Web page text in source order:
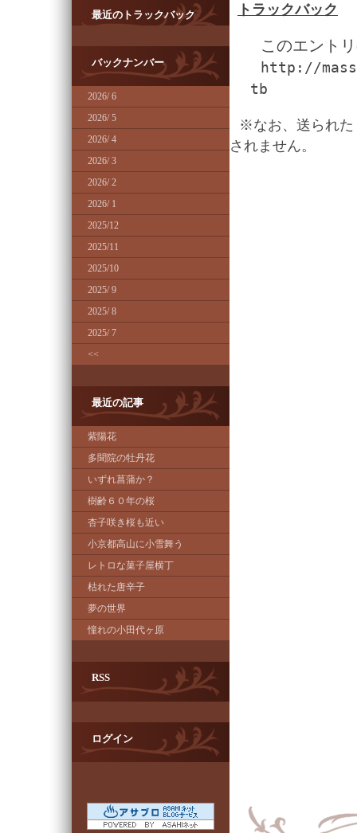
最近のトラックバック
バックナンバー
2026/ 6
2026/ 5
2026/ 4
2026/ 3
2026/ 2
2026/ 1
2025/12
2025/11
2025/10
2025/ 9
2025/ 8
2025/ 7
<<
最近の記事
紫陽花
多聞院の牡丹花
いずれ菖蒲か？
樹齢６０年の桜
杏子咲き桜も近い
小京都高山に小雪舞う
レトロな菓子屋横丁
枯れた唐辛子
夢の世界
憧れの小田代ヶ原
RSS
ログイン
トラックバック
このエント
http://
tb
※なお、送られた
されません。